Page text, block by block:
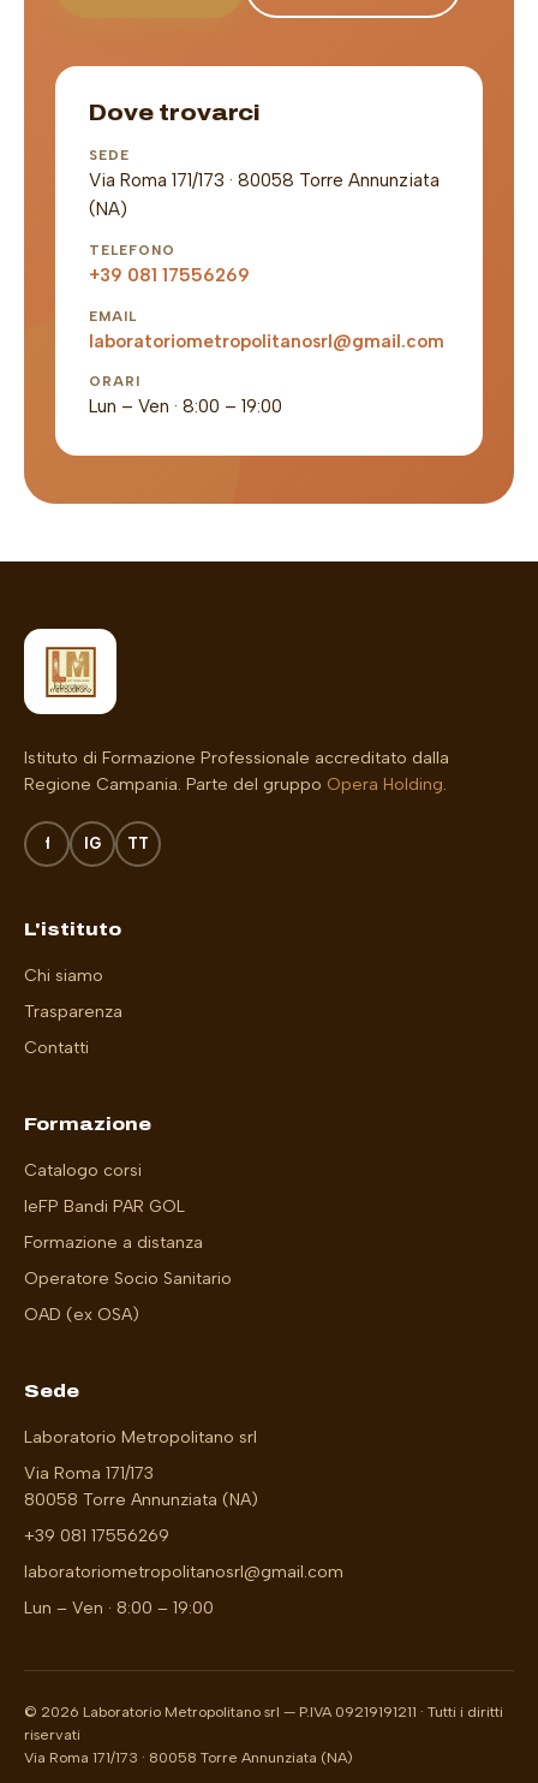
Dove trovarci
SEDE
Via Roma 171/173 · 80058 Torre Annunziata
(NA)
TELEFONO
+39 081 17556269
EMAIL
laboratoriometropolitanosrl@gmail.com
ORARI
Lun – Ven · 8:00 – 19:00
Istituto di Formazione Professionale accreditato dalla
Regione Campania. Parte del gruppo Opera Holding.
f IG TT
L'istituto
Chi siamo
Trasparenza
Contatti
Formazione
Catalogo corsi
IeFP Bandi PAR GOL
Formazione a distanza
Operatore Socio Sanitario
OAD (ex OSA)
Sede
Laboratorio Metropolitano srl
Via Roma 171/173
80058 Torre Annunziata (NA)
+39 081 17556269
laboratoriometropolitanosrl@gmail.com
Lun – Ven · 8:00 – 19:00
© 2026 Laboratorio Metropolitano srl — P.IVA 09219191211 · Tutti i diritti
riservati
Via Roma 171/173 · 80058 Torre Annunziata (NA)